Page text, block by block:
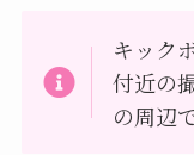
キック
付近の
の周辺